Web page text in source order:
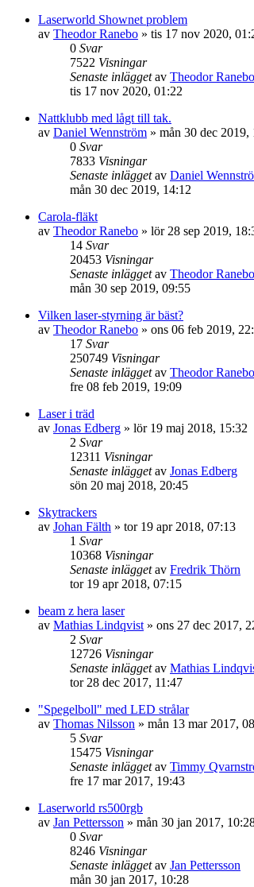
Laserworld Shownet problem
av Theodor Ranebo » tis 17 nov 2020,
0 Svar
7522 Visningar
Senaste inläggetav Theodor Ranebo
tis 17 nov 2020, 01:22
Nattklubb med lågt till tak.
av Daniel Wennström » mån 30 dec 2019,
0 Svar
7833 Visningar
Senaste inläggetav Daniel
mån 30 dec 2019, 14:12
Carola-fläkt
av Theodor Ranebo » lör 28 sep 2019,
14 Svar
20453 Visningar
Senaste inläggetav Theodor Ranebo
mån 30 sep 2019, 09:55
Vilken laser-styrning är bäst?
av Theodor Ranebo » ons 06 feb 2019,
17 Svar
250749 Visningar
Senaste inläggetav Theodor Ranebo
fre 08 feb 2019, 19:09
Laser i träd
av Jonas Edberg » lör 19 maj 2018, 15:32
2 Svar
12311 Visningar
Senaste inläggetav Jonas Edberg
sön 20 maj 2018, 20:45
Skytrackers
av Johan Fälth » tor 19 apr 2018, 07:13
1 Svar
10368 Visningar
Senaste inläggetav Fredrik Thörn
tor 19 apr 2018, 07:15
beam z hera laser
av Mathias Lindqvist » ons 27 dec 2017,
2 Svar
12726 Visningar
Senaste inläggetav Mathias
tor 28 dec 2017, 11:47
"Spegelboll" med LED strålar
av Thomas Nilsson » mån 13 mar 2017,
5 Svar
15475 Visningar
Senaste inläggetav Timmy
fre 17 mar 2017, 19:43
Laserworld rs500rgb
av Jan Pettersson » mån 30 jan 2017,
0 Svar
8246 Visningar
Senaste inläggetav Jan Pettersson
mån 30 jan 2017, 10:28